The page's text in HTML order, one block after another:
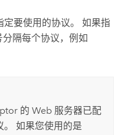
定要使用的协议。 如果指
隔每个协议，例如
的 Web 服务器已配
。 如果您使用的是